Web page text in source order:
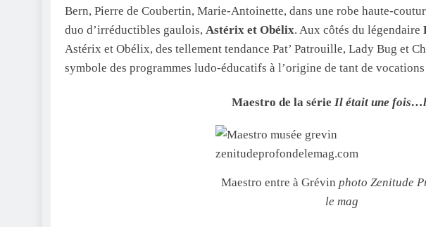
Bern, Pierre de Coubertin, Marie-Antoinette, dans une robe haute-
duo d’irréductibles gaulois, Astérix et Obélix. Aux côtés du légendaire
Astérix et Obélix, des tellement tendance Pat’ Patrouille, Lady Bug et
symbole des programmes ludo-éducatifs à l’origine de tant de
Maestro de la série Il était une
Maestro entre à Grévin photo Zenitude
le mag